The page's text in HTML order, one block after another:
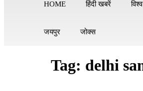
HOME हिंदी खबरें
जयपुर जोक्स
Tag: delhi